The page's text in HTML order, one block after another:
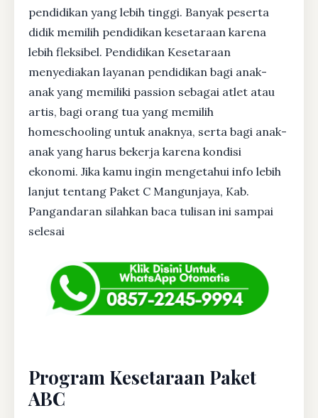
pendidikan yang lebih tinggi. Banyak peserta
didik memilih pendidikan kesetaraan karena
lebih fleksibel. Pendidikan Kesetaraan
menyediakan layanan pendidikan bagi anak-
anak yang memiliki passion sebagai atlet atau
artis, bagi orang tua yang memilih
homeschooling untuk anaknya, serta bagi anak-
anak yang harus bekerja karena kondisi
ekonomi. Jika kamu ingin mengetahui info lebih
lanjut tentang Paket C Mangunjaya, Kab.
Pangandaran silahkan baca tulisan ini sampai
selesai
Program Kesetaraan Paket
ABC